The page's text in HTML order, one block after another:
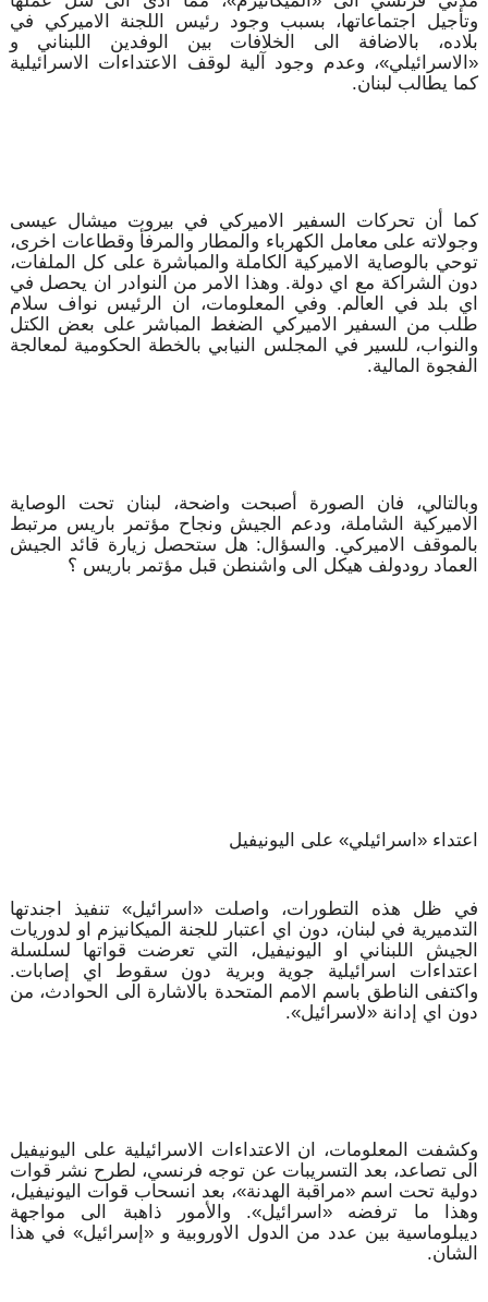
وتأجيل اجتماعاتها، بسبب وجود رئيس اللجنة الاميركي في
بلاده، بالاضافة الى الخلافات بين الوفدين اللبناني و
«الاسرائيلي»، وعدم وجود آلية لوقف الاعتداءات الاسرائيلية
كما يطالب لبنان.
كما أن تحركات السفير الاميركي في بيروت ميشال عيسى
وجولاته على معامل الكهرباء والمطار والمرفأ وقطاعات اخرى،
توحي بالوصاية الاميركية الكاملة والمباشرة على كل الملفات،
دون الشراكة مع اي دولة. وهذا الامر من النوادر ان يحصل في
اي بلد في العالم. وفي المعلومات، ان الرئيس نواف سلام
طلب من السفير الاميركي الضغط المباشر على بعض الكتل
والنواب، للسير في المجلس النيابي بالخطة الحكومية لمعالجة
الفجوة المالية.
وبالتالي، فان الصورة أصبحت واضحة، لبنان تحت الوصاية
الاميركية الشاملة، ودعم الجيش ونجاح مؤتمر باريس مرتبط
بالموقف الاميركي. والسؤال: هل ستحصل زيارة قائد الجيش
العماد رودولف هيكل الى واشنطن قبل مؤتمر باريس ؟
اعتداء «اسرائيلي» على اليونيفيل
في ظل هذه التطورات، واصلت «اسرائيل» تنفيذ اجندتها
التدميرية في لبنان، دون اي اعتبار للجنة الميكانيزم او لدوريات
الجيش اللبناني او اليونيفيل، التي تعرضت قواتها لسلسلة
اعتداءات اسرائيلية جوية وبرية دون سقوط اي إصابات.
واكتفى الناطق باسم الامم المتحدة بالاشارة الى الحوادث، من
دون اي إدانة «لاسرائيل».
وكشفت المعلومات، ان الاعتداءات الاسرائيلية على اليونيفيل
الى تصاعد، بعد التسريبات عن توجه فرنسي، لطرح نشر قوات
دولية تحت اسم «مراقبة الهدنة»، بعد انسحاب قوات اليونيفيل،
وهذا ما ترفضه «اسرائيل». والأمور ذاهبة الى مواجهة
ديبلوماسية بين عدد من الدول الاوروبية و «إسرائيل» في هذا
الشان.